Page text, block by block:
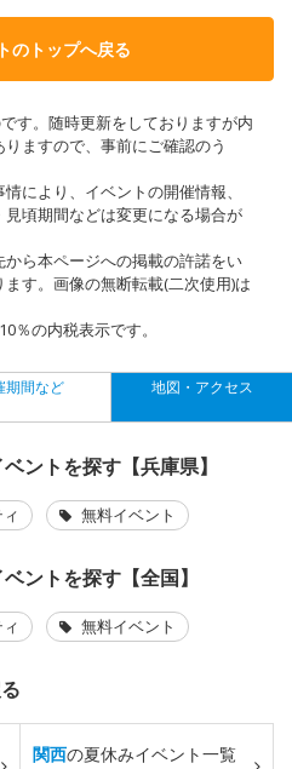
のトップへ戻る
す。随時更新をしておりますが内
ますので、事前にご確認のう
により、イベントの開催情報、
頃期間などは変更になる場合が
ら本ページへの掲載の許諾をい
す。画像の無断転載(二次使用)は
％の内税表示です。
期間など 地図・アクセス
ントを探す【兵庫県】
無料イベント
ントを探す【全国】
無料イベント
関西の夏休みイベント一覧